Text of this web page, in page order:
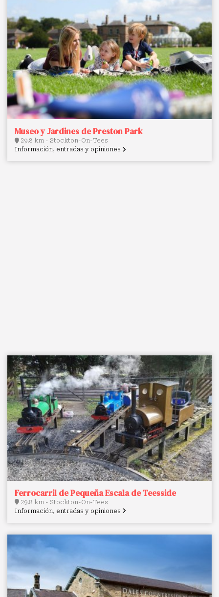
Museo y Jardines de Preston Park
29.8 km - Stockton-On-Tees
Información, entradas y opiniones
Ferrocarril de Pequeña Escala de Teesside
29.8 km - Stockton-On-Tees
Información, entradas y opiniones